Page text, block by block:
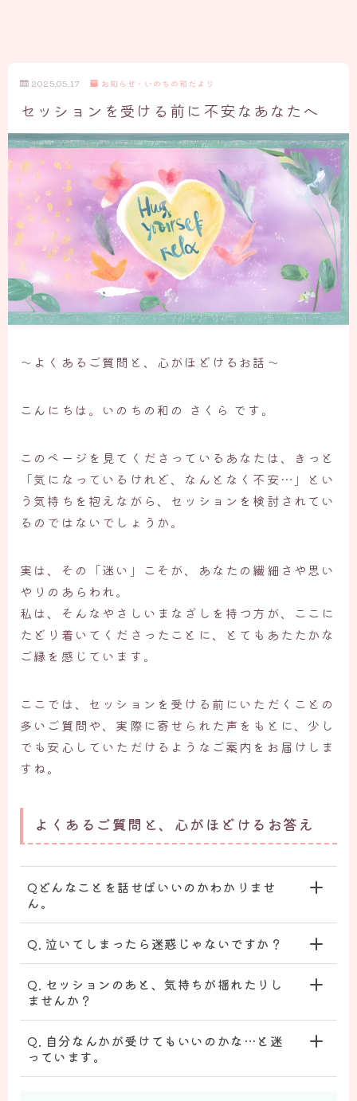
2025.05.17 お知らせ・いのちの和だより
セッションを受ける前に不安なあなたへ
〜よくあるご質問と、心がほどけるお話〜
こんにちは。いのちの和の さくら です。
このページを見てくださっているあなたは、きっと
「気になっているけれど、なんとなく不安…」とい
う気持ちを抱えながら、セッションを検討されてい
るのではないでしょうか。
実は、その「迷い」こそが、あなたの繊細さや思い
やりのあらわれ。
私は、そんなやさしいまなざしを持つ方が、ここに
たどり着いてくださったことに、とてもあたたかな
ご縁を感じています。
ここでは、セッションを受ける前にいただくことの
多いご質問や、実際に寄せられた声をもとに、少し
でも安心していただけるようなご案内をお届けしま
すね。
よくあるご質問と、心がほどけるお答え
Qどんなことを話せばいいのかわかりませ
ん。
Q. 泣いてしまったら迷惑じゃないですか？
Q. セッションのあと、気持ちが揺れたりし
ませんか？
Q. 自分なんかが受けてもいいのかな…と迷
っています。